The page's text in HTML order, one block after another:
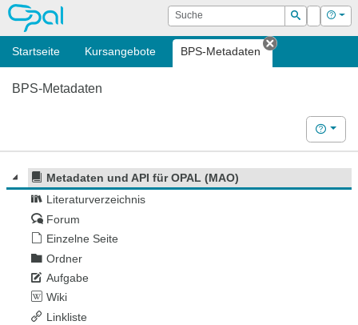
OPAL Suche
Suchen
Login Hilfe
Startseite Kursangebote BPS-Metadaten
Tab schließen
BPS-Metadaten
Hilfe
Metadaten und API für OPAL (MAO)
Literaturverzeichnis
Forum
Einzelne Seite
Ordner
Aufgabe
Wiki
Linkliste